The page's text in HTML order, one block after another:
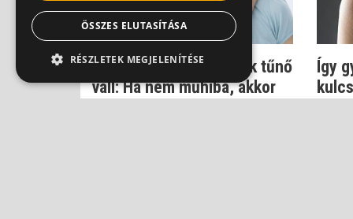
Műtét után rövidebbnek tűnő
váll: Ha nem műhiba, akkor
Így
ÖSSZES ELUTASÍTÁSA
RÉSZLETEK MEGJELENÍTÉSE